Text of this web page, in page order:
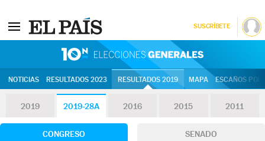
SUSCRÍBETE
NOTICIAS RESULTADOS 2023 RESULTADOS 2019 MAPA ESCAÑOS
2019 2019-28A 2016 2015 2011
CONGRESO SENADO